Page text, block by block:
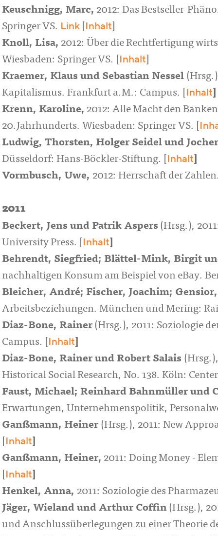
Keuschnigg, Marc, 2012: Das Bestseller-
Springer VS. Link Inhalt
Knoll, Lisa, 2012: Über die Rechtfertigung
Wiesbaden: Springer VS. [ Inhalt
Kraemer, Klaus und Sebastian Nessel
Kapitalismus. Frankfurt a.M.: Campus. [ Inhalt
Krenn, Karoline, 2012: Alle Macht den
20.Jahrhunderts. Wiesbaden: Springer VS. [
Ludwig, Thorsten, Holger Seidel und
Düsseldorf: Hans-Böckler-Stiftung. [ Inhalt
Vormbusch, Uwe, 2012: Herrschaft der
2011
Beckert, Jens und Patrik Aspers (Hrsg.),
University Press. [ Inhalt
Behrendt, Siegfried; Blättel-Mink, Birgit
nachhaltigen Konsum am Beispiel von eBay.
Bleicher, André; Fischer, Joachim;
Arbeitsbeziehungen. München und Mering:
Diaz-Bone, Rainer (Hrsg.), 2011: Soziologie
Campus. [ Inhalt
Diaz-Bone, Rainer und Robert Salais
Historical Social Research, No. 138. Köln:
Faust, Michael; Reinhard Bahnmüller und
Erwartungen, Unternehmenspolitik,
Ganßmann, Heiner (Hrsg.), 2011: New
Inhalt
Ganßmann, Heiner, 2011: Doing Money -
Inhalt
Henkel, Anna, 2011: Soziologie des
Jäger, Wieland und Arthur Coffin (Hrsg.),
und Anschlussüberlegungen zu einer Theorie